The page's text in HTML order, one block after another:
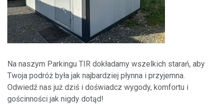
Na naszym Parkingu TIR dokładamy wszelkich starań, aby
Twoja podróż była jak najbardziej płynna i przyjemna.
Odwiedź nas już dziś i doświadcz wygody, komfortu i
gościnności jak nigdy dotąd!